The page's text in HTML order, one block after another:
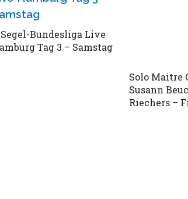
Segel-Bundesliga Live
Tag 3 – Samstag
Solo Maitre
Susann
Riechers –